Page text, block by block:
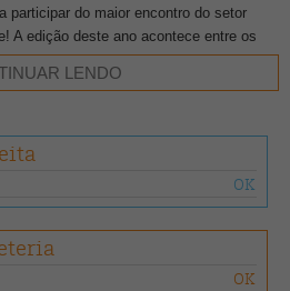
participar do maior encontro do setor
A edição deste ano acontece entre os
Expominas, em Belo Horizonte (MG).
do ingresso é R$ 50 (válido para os
workshops e cursos, que
à xícara, a programação também será
LENDO